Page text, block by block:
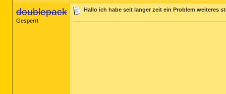
doublepack
Gesperrt
Hallo ich habe seit langer zeit ein Problem weiteres